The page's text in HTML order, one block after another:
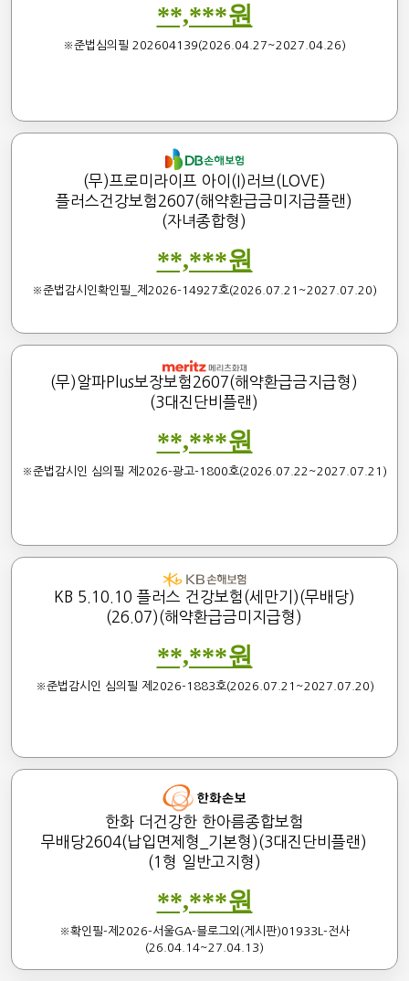
**,***원
※준법심의필 202604139(2026.04.27~2027.04.26)
(무)프로미라이프 아이(I)러브(LOVE)
플러스건강보험2607(해약환급금미지급플랜)
(자녀종합형)
**,***원
※준법감시인확인필_제2026-14927호(2026.07.21~2027.07.20)
(무)알파Plus보장보험2607(해약환급금지급형)
(3대진단비플랜)
**,***원
※준법감시인 심의필 제2026-광고-1800호(2026.07.22~2027.07.21)
KB 5.10.10 플러스 건강보험(세만기)(무배당)
(26.07)(해약환급금미지급형)
**,***원
※준법감시인 심의필 제2026-1883호(2026.07.21~2027.07.20)
한화 더건강한 한아름종합보험
무배당2604(납입면제형_기본형)(3대진단비플랜)
(1형 일반고지형)
**,***원
※확인필-제2026-서울GA-블로그외(게시판)01933L-전사
(26.04.14~27.04.13)